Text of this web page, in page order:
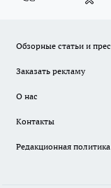
Обзорные статьи и
Заказать рекламу
О нас
Контакты
Редакционная политика